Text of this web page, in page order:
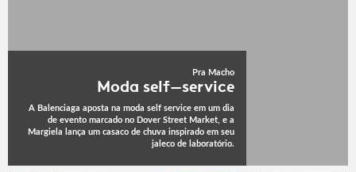
Pra Macho
Moda self-service
A Balenciaga aposta na moda self service em um dia
de evento marcado no Dover Street Market, e a
Margiela lança um casaco de chuva inspirado em seu
jaleco de laboratório.